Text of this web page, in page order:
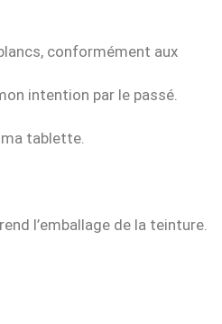
conformément aux
intention par le passé.
tablette.
l’emballage de la teinture.